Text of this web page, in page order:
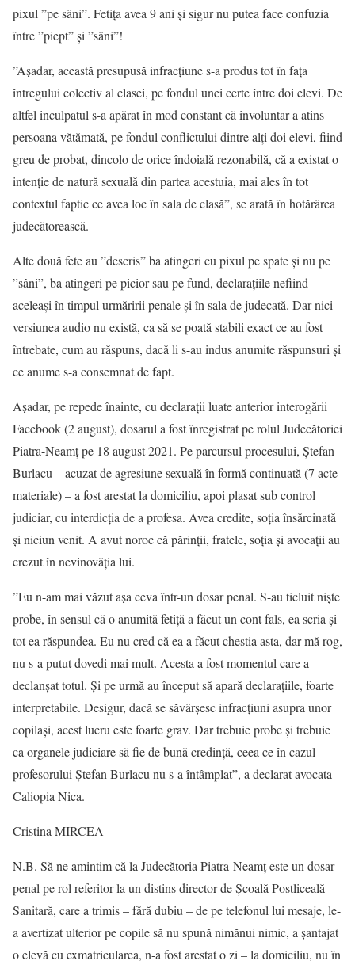
pixul ”pe sâni”. Fetița avea 9 ani și sigur nu putea face confuzia
între ”piept” și ”sâni”!
”Aşadar, această presupusă infracţiune s-a produs tot în faţa
întregului colectiv al clasei, pe fondul unei certe între doi elevi. De
altfel inculpatul s-a apărat în mod constant că involuntar a atins
persoana vătămată, pe fondul conflictului dintre alţi doi elevi, fiind
greu de probat, dincolo de orice îndoială rezonabilă, că a existat o
intenţie de natură sexuală din partea acestuia, mai ales în tot
contextul faptic ce avea loc în sala de clasă”, se arată în hotărârea
judecătorească.
Alte două fete au ”descris” ba atingeri cu pixul pe spate și nu pe
”sâni”, ba atingeri pe picior sau pe fund, declarațiile nefiind
aceleași în timpul urmăririi penale și în sala de judecată. Dar nici
versiunea audio nu există, ca să se poată stabili exact ce au fost
întrebate, cum au răspuns, dacă li s-au indus anumite răspunsuri și
ce anume s-a consemnat de fapt.
Așadar, pe repede înainte, cu declarații luate anterior interogării
Facebook (2 august), dosarul a fost înregistrat pe rolul Judecătoriei
Piatra-Neamț pe 18 august 2021. Pe parcursul procesului, Ștefan
Burlacu – acuzat de agresiune sexuală în formă continuată (7 acte
materiale) – a fost arestat la domiciliu, apoi plasat sub control
judiciar, cu interdicția de a profesa. Avea credite, soția însărcinată
și niciun venit. A avut noroc că părinții, fratele, soția și avocații au
crezut în nevinovăția lui.
”Eu n-am mai văzut așa ceva într-un dosar penal. S-au ticluit niște
probe, în sensul că o anumită fetiță a făcut un cont fals, ea scria și
tot ea răspundea. Eu nu cred că ea a făcut chestia asta, dar mă rog,
nu s-a putut dovedi mai mult. Acesta a fost momentul care a
declanșat totul. Și pe urmă au început să apară declarațiile, foarte
interpretabile. Desigur, dacă se săvârșesc infracțiuni asupra unor
copilași, acest lucru este foarte grav. Dar trebuie probe și trebuie
ca organele judiciare să fie de bună credință, ceea ce în cazul
profesorului Ștefan Burlacu nu s-a întâmplat”, a declarat avocata
Caliopia Nica.
Cristina MIRCEA
N.B. Să ne amintim că la Judecătoria Piatra-Neamț este un dosar
penal pe rol referitor la un distins director de Școală Postliceală
Sanitară, care a trimis – fără dubiu – de pe telefonul lui mesaje, le-
a avertizat ulterior pe copile să nu spună nimănui nimic, a șantajat
o elevă cu exmatricularea, n-a fost arestat o zi – la domiciliu, nu în